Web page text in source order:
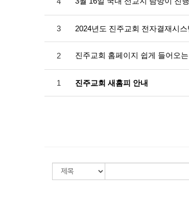
3 2024년도 진주교회 전자결재시
2 진주교회 홈페이지 쉽게 들어오
1 진주교회 새홈피 안내